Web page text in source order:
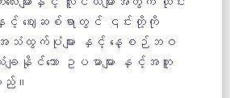
နှင့် ဈေးဆစ်ရာတွင် ၎င်းတို့ကို
ကို အသံထွက်ပုံများ နှင့် နေ့စဉ်ဘဝ
ျနိုင်သော ဥပမာများ နှင့်အတူ
သည်။